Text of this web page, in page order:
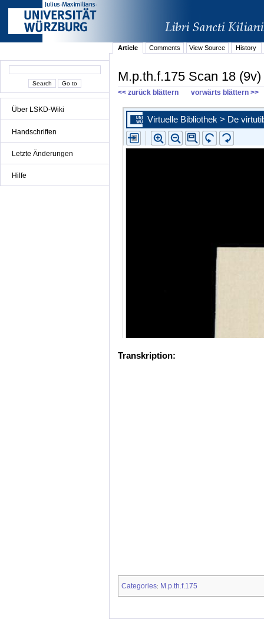
Über LSKD-Wiki
Handschriften
Letzte Änderungen
Hilfe
Article Comments View Source History
M.p.th.f.175 Scan 18 (9v)
<< zurück blättern vorwärts blättern >>
Transkription:
Categories: M.p.th.f.175